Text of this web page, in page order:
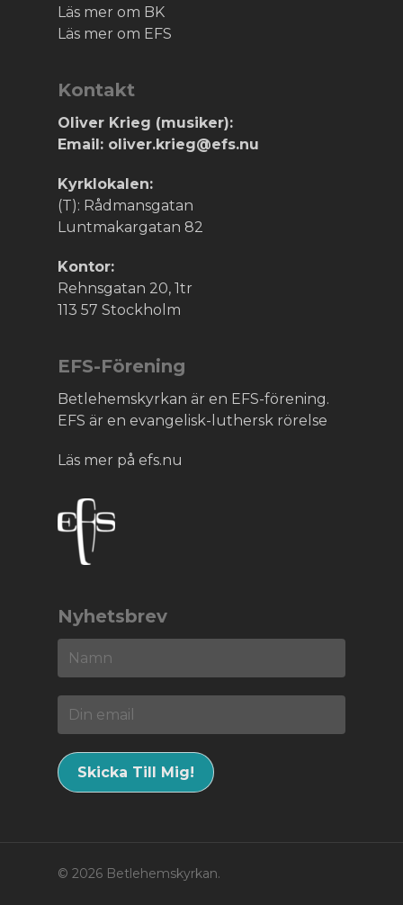
Läs mer om BK
Läs mer om EFS
Kontakt
Oliver Krieg (musiker):
Email: oliver.krieg@efs.nu
Kyrklokalen:
(T): Rådmansgatan
Luntmakargatan 82
Kontor:
Rehnsgatan 20, 1tr
113 57 Stockholm
EFS-Förening
Betlehemskyrkan är en EFS-förening.
EFS är en evangelisk-luthersk rörelse
Läs mer på efs.nu
Nyhetsbrev
© 2026 Betlehemskyrkan.